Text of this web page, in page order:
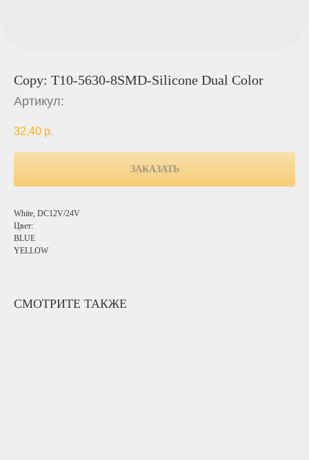
Copy: T10-5630-8SMD-Silicone Dual Color
Артикул:
32,40 р.
ЗАКАЗАТЬ
White, DC12V/24V
Цвет:
BLUE
YELLOW
СМОТРИТЕ ТАКЖЕ